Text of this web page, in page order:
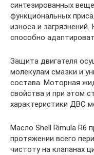
синтезированных
функциональных
износа и
способно
Защита двигателя
молекулам смазки и
состава. Моторная
свойства и при этом
характеристики ДВС
Масло Shell Rimula R6
протяжении всего
чистоту на клапанах